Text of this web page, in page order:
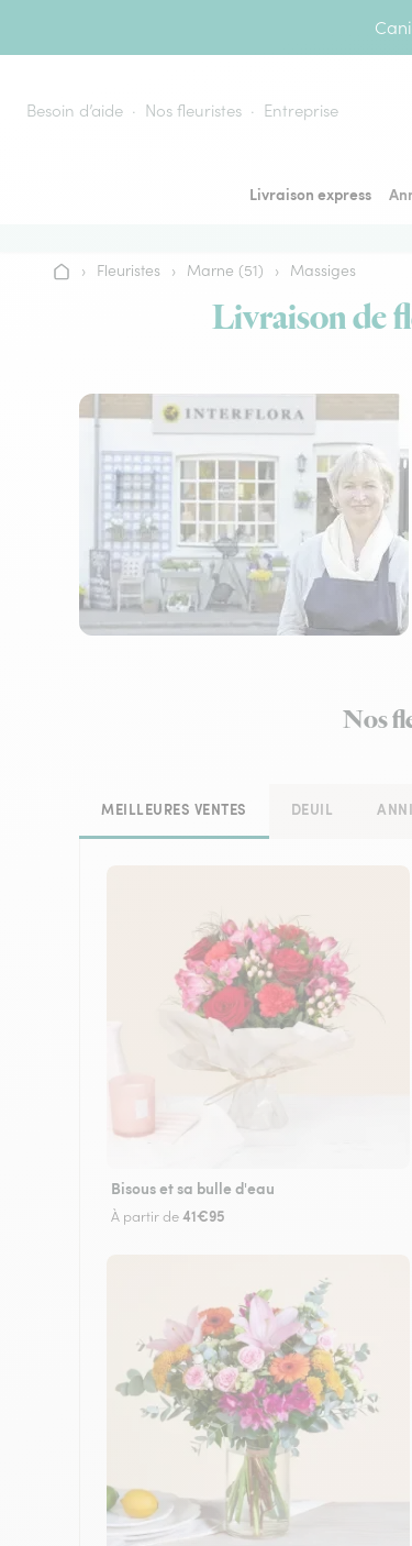
Besoin d’aide Nos fleuristes Entreprise
Livraison express
Accueil
› Fleuristes › Marne (51) › Massiges
Livraison de
Nos
MEILLEURES VENTES DEUIL
Bisous et sa bulle d'eau
À partir de41€95